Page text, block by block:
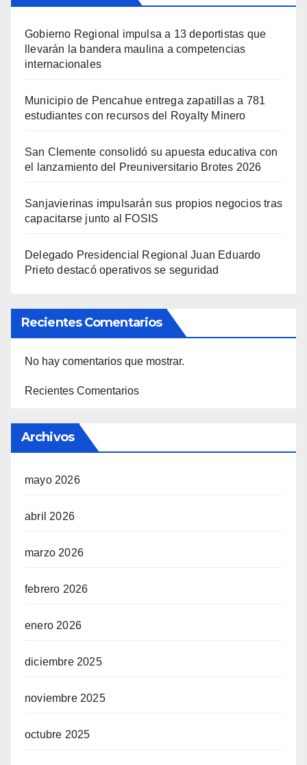
Gobierno Regional impulsa a 13 deportistas que
llevarán la bandera maulina a competencias
internacionales
Municipio de Pencahue entrega zapatillas a 781
estudiantes con recursos del Royalty Minero
San Clemente consolidó su apuesta educativa con
el lanzamiento del Preuniversitario Brotes 2026
Sanjavierinas impulsarán sus propios negocios tras
capacitarse junto al FOSIS
Delegado Presidencial Regional Juan Eduardo
Prieto destacó operativos se seguridad
Recientes Comentarios
No hay comentarios que mostrar.
Recientes Comentarios
Archivos
mayo 2026
abril 2026
marzo 2026
febrero 2026
enero 2026
diciembre 2025
noviembre 2025
octubre 2025